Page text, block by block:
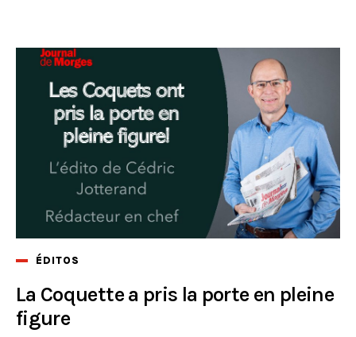
ÉDITOS
La Coquette a pris la porte en pleine
figure